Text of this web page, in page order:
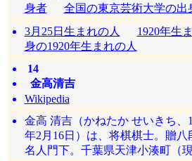
身者
全国の東京芸術大学の出
3月25日生まれの人
1920年生
身の1920年生まれの人
14
金高清吉
Wikipedia
金高 清吉（かねたか せいきち、
年2月16日）は、将棋棋士。贈
名人門下。千葉県天津小湊町（